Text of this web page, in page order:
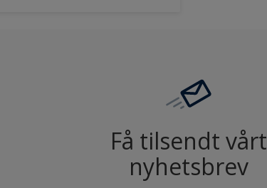
Få tilsendt vårt
nyhetsbrev